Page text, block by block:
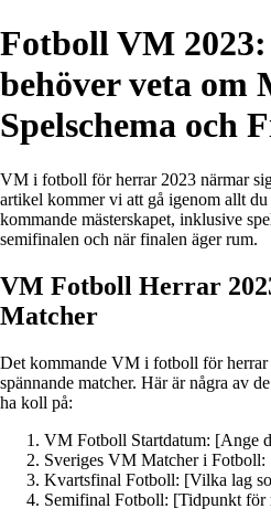
Fotboll VM
behöver veta om
Spelschema och
VM i fotboll för herrar 2023 närmar
artikel kommer vi att gå igenom allt
kommande mästerskapet, inklusive
semifinalen och när finalen äger rum.
VM Fotboll Herrar
Matcher
Det kommande VM i fotboll för herrar
spännande matcher. Här är några av
ha koll på:
VM Fotboll Startdatum: [Ange
Sveriges VM Matcher i Fotboll:
Kvartsfinal Fotboll: [Vilka lag
Semifinal Fotboll: [Tidpunkt för